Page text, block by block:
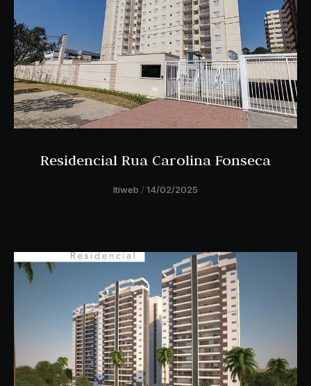
Residencial Rua Carolina Fonseca
ltiweb 14/02/2025